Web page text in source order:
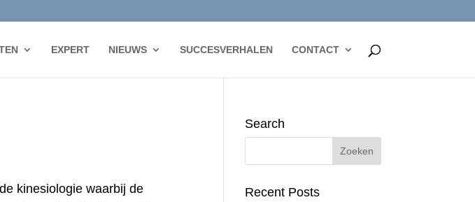
EXPERT NIEUWS SUCCESVERHALEN CONTACT
kinesiologie waarbij de
Search
Recent Posts